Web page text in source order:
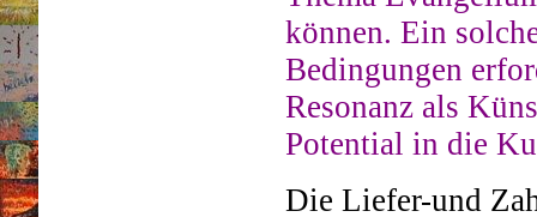
können. Ein
Bedingungen
Resonanz als
Potential in die
Die Liefer-und